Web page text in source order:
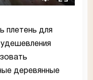
плетень для
деревянные